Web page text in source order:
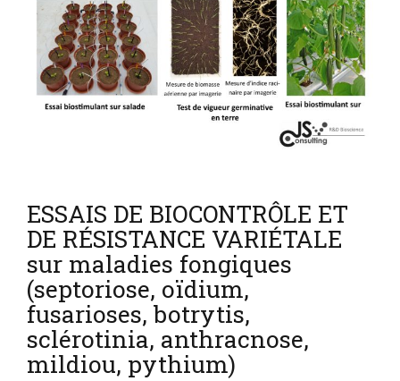
ESSAIS DE BIOCONTRÔLE ET
DE RÉSISTANCE VARIÉTALE
sur maladies fongiques
(septoriose, oïdium,
fusarioses, botrytis,
sclérotinia, anthracnose,
mildiou, pythium)